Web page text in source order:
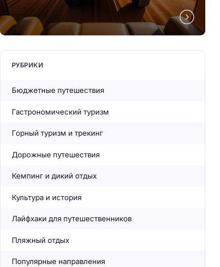
РУБРИКИ
Бюджетные путешествия
Гастрономический туризм
Горный туризм и трекинг
Дорожные путешествия
Кемпинг и дикий отдых
Культура и история
Лайфхаки для путешественников
Пляжный отдых
Популярные направления